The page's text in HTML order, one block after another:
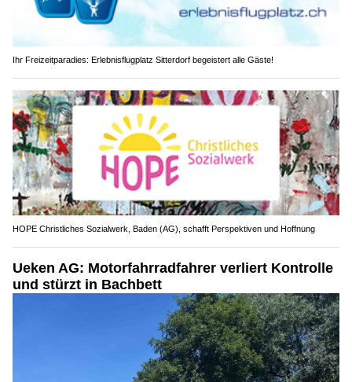
Ihr Freizeitparadies: Erlebnisflugplatz Sitterdorf begeistert alle Gäste!
HOPE Christliches Sozialwerk, Baden (AG), schafft Perspektiven und Hoffnung
Ueken AG: Motorfahrradfahrer verliert Kontrolle
und stürzt in Bachbett